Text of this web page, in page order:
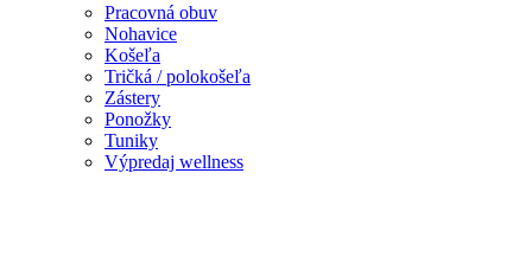
Pracovná obuv
Nohavice
Košeľa
Tričká / polokošeľa
Zástery
Ponožky
Tuniky
Výpredaj wellness